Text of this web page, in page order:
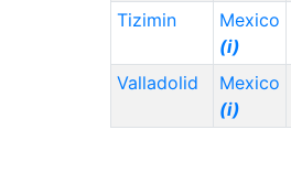
Tizimin
Mexico
(i)
Valladolid
Mexico
(i)